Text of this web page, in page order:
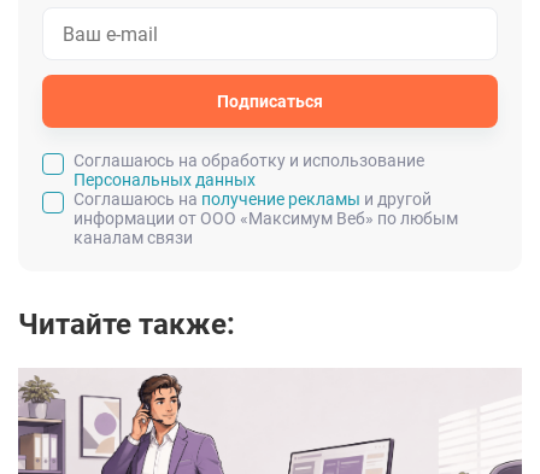
Подписаться
Cоглашаюсь на обработку и использование
Персональных данных
Соглашаюсь на получение рекламы и другой
информации от ООО «Максимум Веб» по любым
каналам связи
Читайте также: